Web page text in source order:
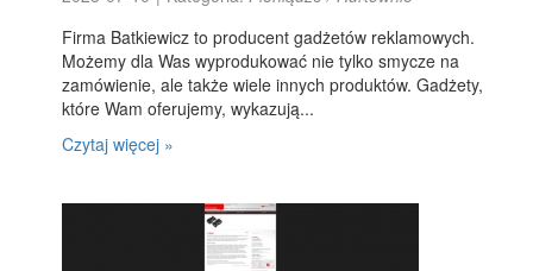
Firma Batkiewicz to producent gadżetów reklamowych.
Możemy dla Was wyprodukować nie tylko smycze na
zamówienie, ale także wiele innych produktów. Gadżety,
które Wam oferujemy, wykazują...
Czytaj więcej »